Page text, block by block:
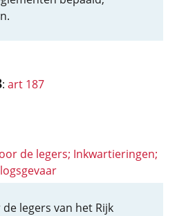
: art 187
de legers; Inkwartieringen;
legers van het Rijk